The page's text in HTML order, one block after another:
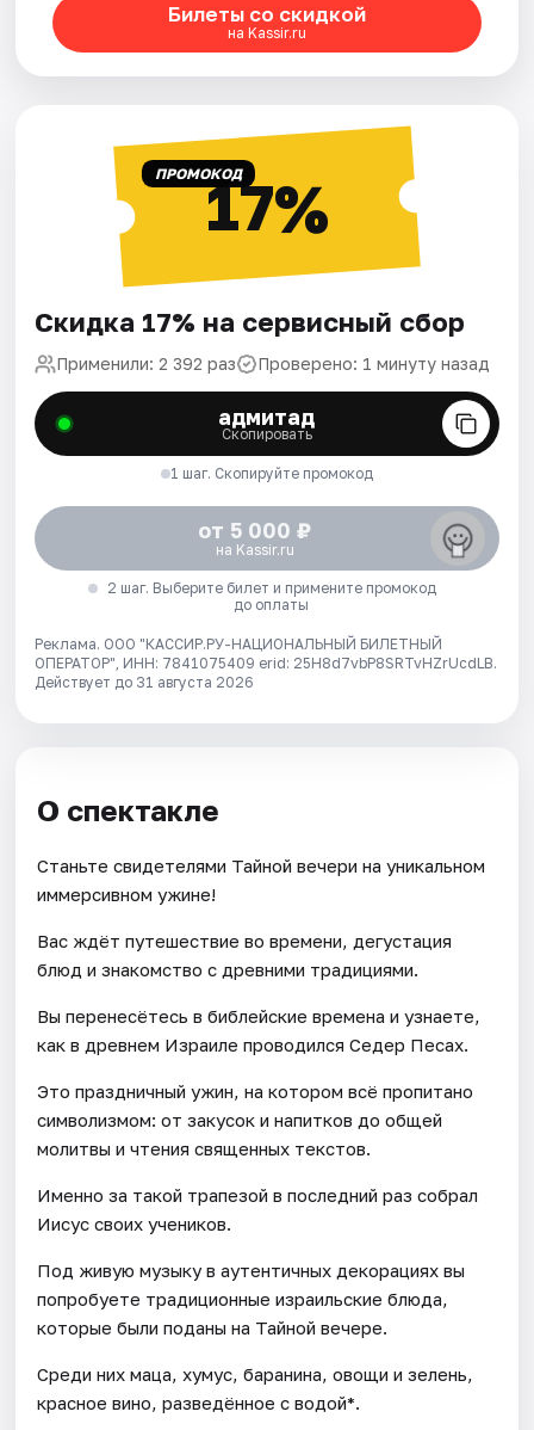
Билеты со скидкой
на Kassir.ru
ПРОМОКОД17%
Скидка 17% на сервисный сбор
Применили: 2 392 раз Проверено: 1 минуту назад
адмитад
Скопировать
1 шаг. Скопируйте промокод
от 5 000 ₽
на Kassir.ru
2 шаг. Выберите билет и примените промокод
до оплаты
Реклама. ООО "КАССИР.РУ-НАЦИОНАЛЬНЫЙ БИЛЕТНЫЙ
ОПЕРАТОР", ИНН: 7841075409 erid: 25H8d7vbP8SRTvHZrUcdLB.
Действует до 31 августа 2026
О спектакле
Станьте свидетелями Тайной вечери на уникальном
иммерсивном ужине!
Вас ждёт путешествие во времени, дегустация
блюд и знакомство с древними традициями.
Вы перенесётесь в библейские времена и узнаете,
как в древнем Израиле проводился Седер Песах.
Это праздничный ужин, на котором всё пропитано
символизмом: от закусок и напитков до общей
молитвы и чтения священных текстов.
Именно за такой трапезой в последний раз собрал
Иисус своих учеников.
Под живую музыку в аутентичных декорациях вы
попробуете традиционные израильские блюда,
которые были поданы на Тайной вечере.
Среди них маца, хумус, баранина, овощи и зелень,
красное вино, разведённое с водой*.